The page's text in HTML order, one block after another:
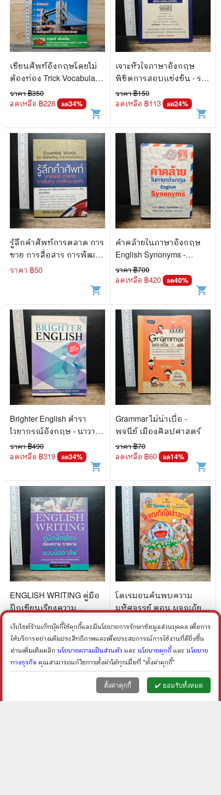
เขียนศัพท์อังกฤษโดยไม่
ต้องท่อง Trick Vocabulary
- จารุพงศ์ เพ็งเกลี้ยง
ราคา ฿350
ลดเหลือ ฿228 ลด34%
shopping_cart
เจาะหัวใจภาษาอังกฤษ
พิชิตการสอบแข่งขัน - รส
รินทร์ บัญชาทัพ
ราคา ฿150
ลดเหลือ ฿113 ลด24%
shopping_cart
รู้ลึกคำศัพท์การตลาด การ
ขาย การสื่อสาร การพัฒนา
ธุรกิจ - สุรีรัตน์ ทองอินทร์
ราคา ฿50
shopping_cart
คำคล้ายในภาษาอังกฤษ
English Synonyms -
ร.ท.นิพนธ์ กาบสลับพล
ราคา ฿700
ลดเหลือ ฿420 ลด40%
shopping_cart
Brighter English ตำรา
ไวยากรณ์อังกฤษ - นาวา
อากาศเอก (พิเศษ) บุญ
ทรง สุวัตถี
ราคา ฿490
ลดเหลือ ฿319 ลด34%
shopping_cart
Grammar ไม่น่าเบื่อ -
พจนีย์ เมืองศิลปศาสตร์
ราคา ฿70
ลดเหลือ ฿60 ลด14%
shopping_cart
ENGLISH WRITING คู่มือ
ฝึกเขียนเรียงความ
ราคา ฿80
15%
shopping_cart
โดเรมอนค้นพบความ
มหัศจรรย์ ตอน ผจญภัยใน
ราคา ฿ 120
96 ลด 20 %
shopping_cart
ตะกร้า (0 faceเมนูลูกค้า
เว็บไซต์ร้านเก็ทบุ๊คกี้ใช้คุกกี้และมีนโยบายการรักษาข้อมูลส่วนบุคคล เพื่อการ
ให้บริการอย่างเต็มประสิทธิภาพและเพื่อประสบการณ์การใช้งานที่ดียิ่งขึ้น
อ่านเพิ่มเติมคลิก นโยบายความเป็นส่วนตัว และ นโยบายคุกกี้ และ นโยบาย
ทางธุรกิจ คุณสามารถแก้ไขการตั้งค่าได้ทุกเมื่อที่ "ตั้งค่าคุกกี้"
ตั้งค่าคุกกี้ ✔️ ยอมรับทั้งหมด